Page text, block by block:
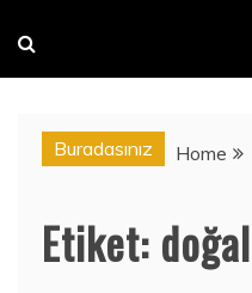
Buradasınız Home
Etiket: